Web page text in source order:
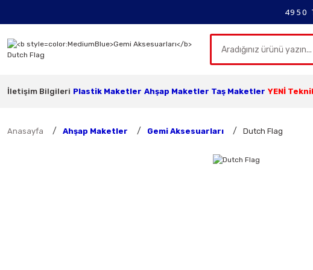
4950
İletişim Bilgileri Plastik Maketler Ahşap Maketler Taş Maketler YENİ
Anasayfa Ahşap Maketler Gemi Aksesuarları Dutch Flag